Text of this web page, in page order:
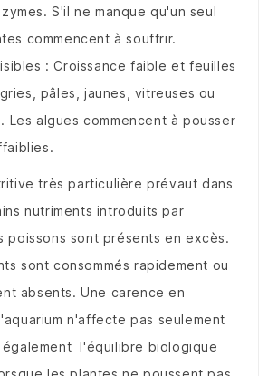
S'il ne manque qu'un seul
commencent à souffrir.
: Croissance faible et feuilles
pâles, jaunes, vitreuses ou
Les algues commencent à pousser
très particulière prévaut dans
nutriments introduits par
poissons sont présents en excès.
sont consommés rapidement ou
absents. Une carence en
n'affecte pas seulement
également l'équilibre biologique